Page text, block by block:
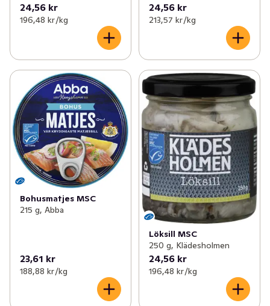
24,56 kr
196,48 kr /kg
24,56 kr
213,57 kr /kg
Bohusmatjes MSC
215 g, Abba
23,61 kr
188,88 kr /kg
Löksill MSC
250 g, Klädesholmen
24,56 kr
196,48 kr /kg